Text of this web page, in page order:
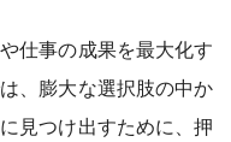
仕事の成果を最大化す
、膨大な選択肢の中か
見つけ出すために、押